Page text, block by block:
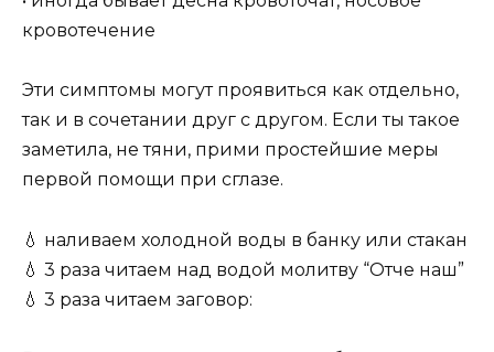
кровотечение
Эти симптомы могут проявиться как отдельно,
так и в сочетании друг с другом. Если ты такое
заметила, не тяни, прими простейшие меры
первой помощи при сглазе.
💧 наливаем холодной воды в банку или стакан
💧 3 раза читаем над водой молитву “Отче наш”
💧 3 раза читаем заговор: